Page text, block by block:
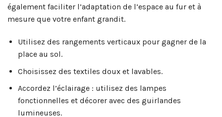
également faciliter l’adaptation de l’espace au fur et à
mesure que votre enfant grandit.
Utilisez des rangements verticaux pour gagner de la
place au sol.
Choisissez des textiles doux et lavables.
Accordez l’éclairage : utilisez des lampes
fonctionnelles et décorer avec des guirlandes
lumineuses.